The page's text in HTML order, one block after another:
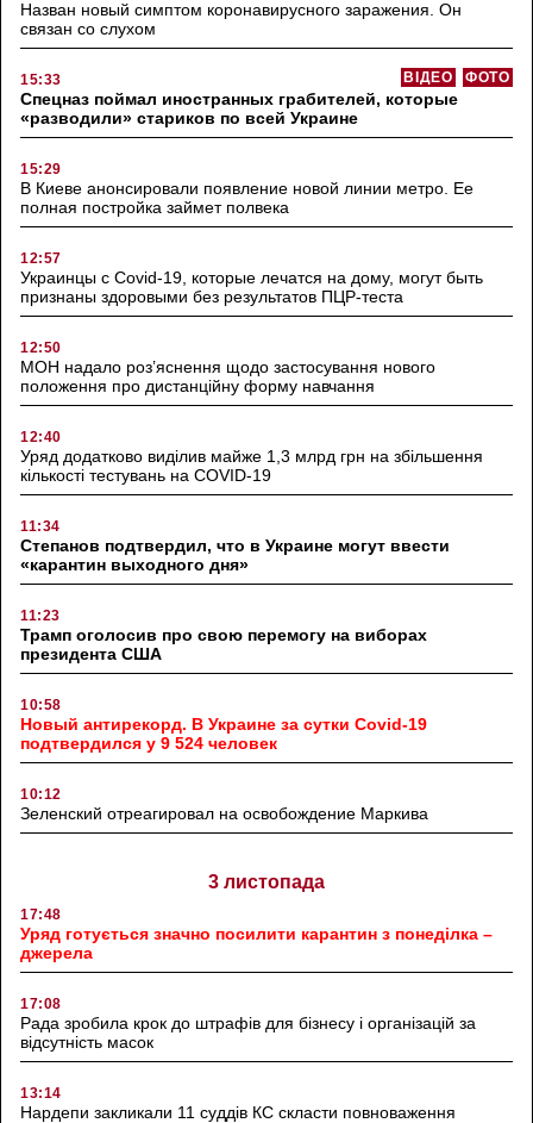
Назван новый симптом коронавирусного заражения. Он
связан со слухом
15:33 ФОТО
ВІДЕО
Спецназ поймал иностранных грабителей, которые
«разводили» стариков по всей Украине
15:29
В Киеве анонсировали появление новой линии метро. Ее
полная постройка займет полвека
12:57
Украинцы с Covid-19, которые лечатся на дому, могут быть
признаны здоровыми без результатов ПЦР-теста
12:50
МОН надало роз’яснення щодо застосування нового
положення про дистанційну форму навчання
12:40
Уряд додатково виділив майже 1,3 млрд грн на збільшення
кількості тестувань на COVID-19
11:34
Степанов подтвердил, что в Украине могут ввести
«карантин выходного дня»
11:23
Трамп оголосив про свою перемогу на виборах
президента США
10:58
Новый антирекорд. В Украине за сутки Covid-19
подтвердился у 9 524 человек
10:12
Зеленский отреагировал на освобождение Маркива
3 листопада
17:48
Уряд готується значно посилити карантин з понеділка –
джерела
17:08
Рада зробила крок до штрафів для бізнесу і організацій за
відсутність масок
13:14
Нардепи закликали 11 суддів КС скласти повноваження